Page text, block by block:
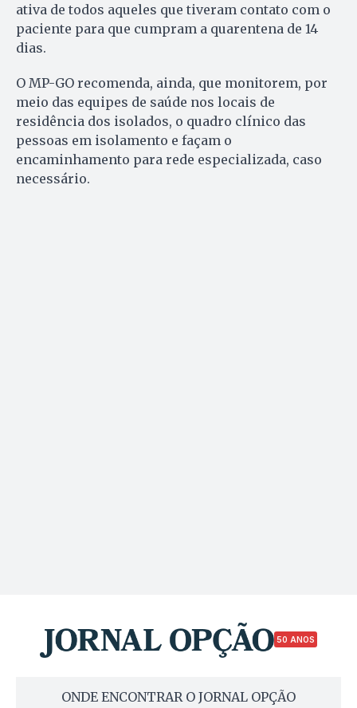
ativa de todos aqueles que tiveram contato com o
paciente para que cumpram a quarentena de 14
dias.
O MP-GO recomenda, ainda, que monitorem, por
meio das equipes de saúde nos locais de
residência dos isolados, o quadro clínico das
pessoas em isolamento e façam o
encaminhamento para rede especializada, caso
necessário.
50 ANOS
ONDE ENCONTRAR O JORNAL OPÇÃO